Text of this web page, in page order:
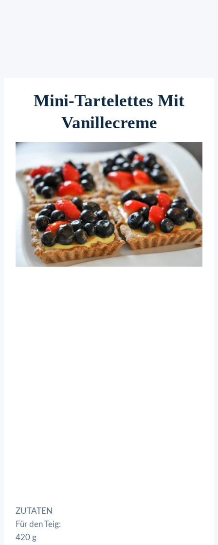
Mini-Tartelettes Mit
Vanillecreme
ZUTATEN
Für den Teig:
420 g